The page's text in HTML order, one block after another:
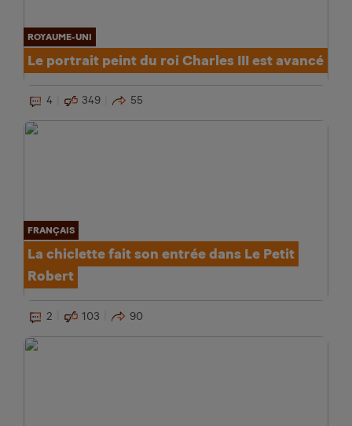
ROYAUME-UNI
Le portrait peint du roi Charles III est avancé
4 349 55
FRANÇAIS
La chiclette fait son entrée dans Le Petit
Robert
2 103 90